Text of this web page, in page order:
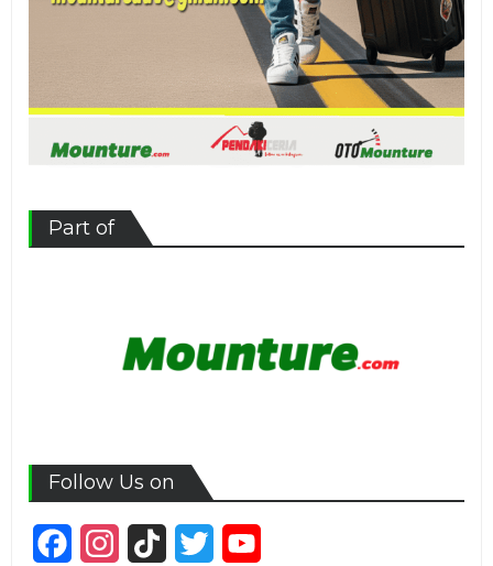
Part of
Follow Us on
FacebookInstagram
TikTok Twitter